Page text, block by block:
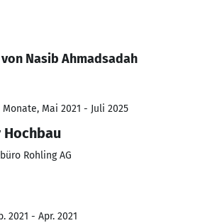
Nasib Ahmadsadah
Mai 2021 - Juli 2025
Rohling AG
2021 - Apr. 2021